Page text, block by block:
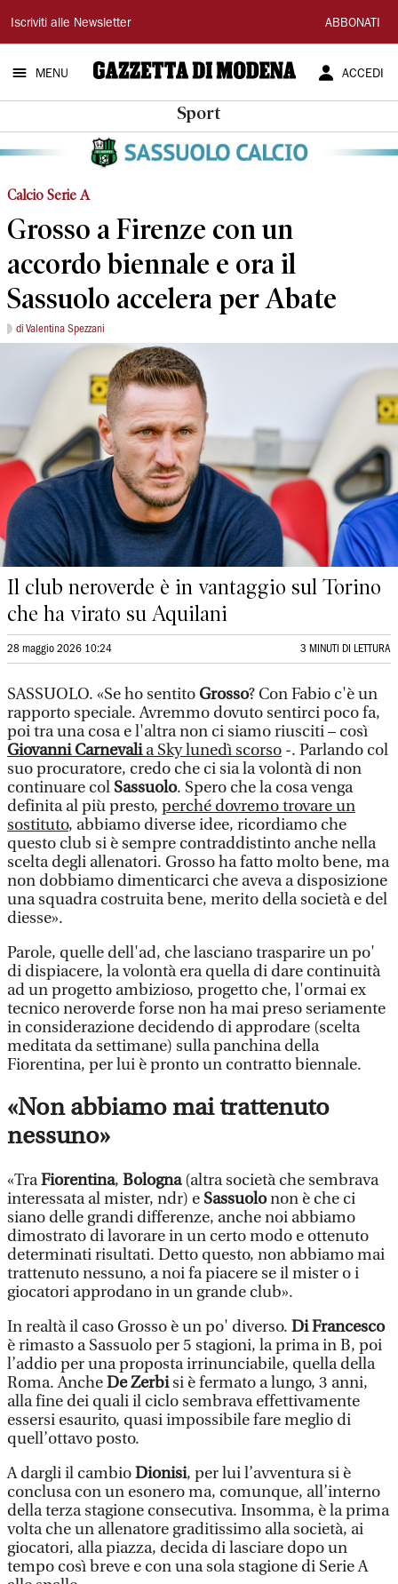
Gazzetta
di
Modena
Iscriviti alle Newsletter ABBONATI
MENU ACCEDI
Sport
Calcio Serie A
Grosso a Firenze con un
accordo biennale e ora il
Sassuolo accelera per Abate
di Valentina Spezzani
Il club neroverde è in vantaggio sul Torino
che ha virato su Aquilani
28 maggio 2026 10:24 3 MINUTI DI LETTURA
SASSUOLO. «Se ho sentitoGrosso? Con Fabio c'è un
rapporto speciale. Avremmo dovuto sentirci poco fa,
poi tra una cosa e l'altra non ci siamo riusciti – così
Giovanni Carnevalia Sky lunedì scorso -. Parlando col
suo procuratore, credo che ci sia la volontà di non
continuare col Sassuolo. Spero che la cosa venga
definita al più presto, perché dovremo trovare un
sostituto, abbiamo diverse idee, ricordiamo che
questo club si è sempre contraddistinto anche nella
scelta degli allenatori. Grosso ha fatto molto bene, ma
non dobbiamo dimenticarci che aveva a disposizione
una squadra costruita bene, merito della società e del
diesse».
Parole, quelle dell'ad, che lasciano trasparire un po'
di dispiacere, la volontà era quella di dare continuità
ad un progetto ambizioso, progetto che, l'ormai ex
tecnico neroverde forse non ha mai preso seriamente
in considerazione decidendo di approdare (scelta
meditata da settimane) sulla panchina della
Fiorentina, per lui è pronto un contratto biennale.
«Non abbiamo mai trattenuto
nessuno»
«TraFiorentina, Bologna(altra società che sembrava
interessata al mister, ndr) e Sassuolonon è che ci
siano delle grandi differenze, anche noi abbiamo
dimostrato di lavorare in un certo modo e ottenuto
determinati risultati. Detto questo, non abbiamo mai
trattenuto nessuno, a noi fa piacere se il mister o i
giocatori approdano in un grande club».
In realtà il caso Grosso è un po' diverso. Di Francesco
è rimasto a Sassuolo per 5 stagioni, la prima in B, poi
l’addio per una proposta irrinunciabile, quella della
Roma. AncheDe Zerbisi è fermato a lungo, 3 anni,
alla fine dei quali il ciclo sembrava effettivamente
essersi esaurito, quasi impossibile fare meglio di
quell’ottavo posto.
A dargli il cambioDionisi, per lui l’avventura si è
conclusa con un esonero ma, comunque, all’interno
della terza stagione consecutiva. Insomma, è la prima
volta che un allenatore graditissimo alla società, ai
giocatori, alla piazza, decida di lasciare dopo un
tempo così breve e con una sola stagione di Serie A